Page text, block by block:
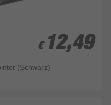
€ 12,49
€ 12,49
(Schwarz)